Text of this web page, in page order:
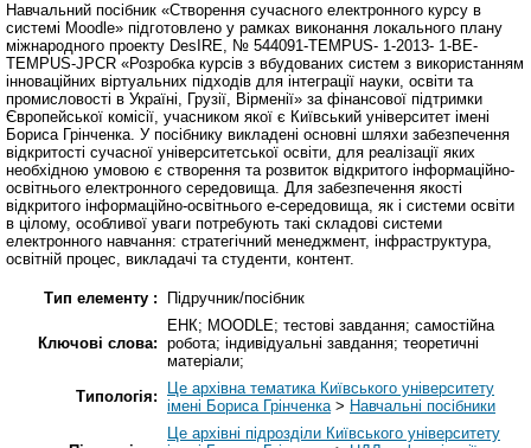
Навчальний посібник «Створення сучасного електронного курсу в
системі Moodle» підготовлено у рамках виконання локального плану
міжнародного проекту DesIRE, № 544091-TEMPUS- 1-2013- 1-BE-
TEMPUS-JPCR «Розробка курсів з вбудованих систем з використанням
інноваційних віртуальних підходів для інтеграції науки, освіти та
промисловості в Україні, Грузії, Вірменії» за фінансової підтримки
Європейської комісії, учасником якої є Київський університет імені
Бориса Грінченка. У посібнику викладені основні шляхи забезпечення
відкритості сучасної університетської освіти, для реалізації яких
необхідною умовою є створення та розвиток відкритого інформаційно-
освітнього електронного середовища. Для забезпечення якості
відкритого інформаційно-освітнього е-середовища, як і системи освіти
в цілому, особливої уваги потребують такі складові системи
електронного навчання: стратегічний менеджмент, інфраструктура,
освітній процес, викладачі та студенти, контент.
Тип елементу : Підручник/посібник
Ключові слова:
ЕНК; MOODLE; тестові завдання; самостійна
робота; індивідуальні завдання; теоретичні
матеріали;
Типологія:
Це архівна тематика Київського університету
імені Бориса Грінченка> Навчальні посібники
Це архівні підрозділи Київського університету